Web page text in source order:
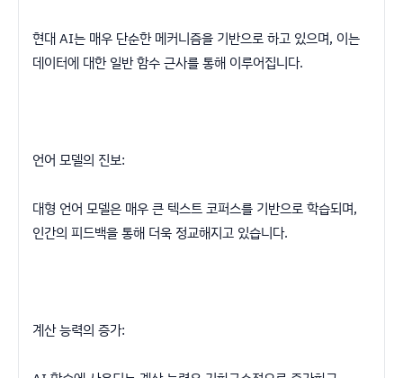
현대 AI는 매우 단순한 메커니즘을 기반으로 하고 있으며, 이는
데이터에 대한 일반 함수 근사를 통해 이루어집니다.
언어 모델의 진보:
대형 언어 모델은 매우 큰 텍스트 코퍼스를 기반으로 학습되며,
인간의 피드백을 통해 더욱 정교해지고 있습니다.
계산 능력의 증가: